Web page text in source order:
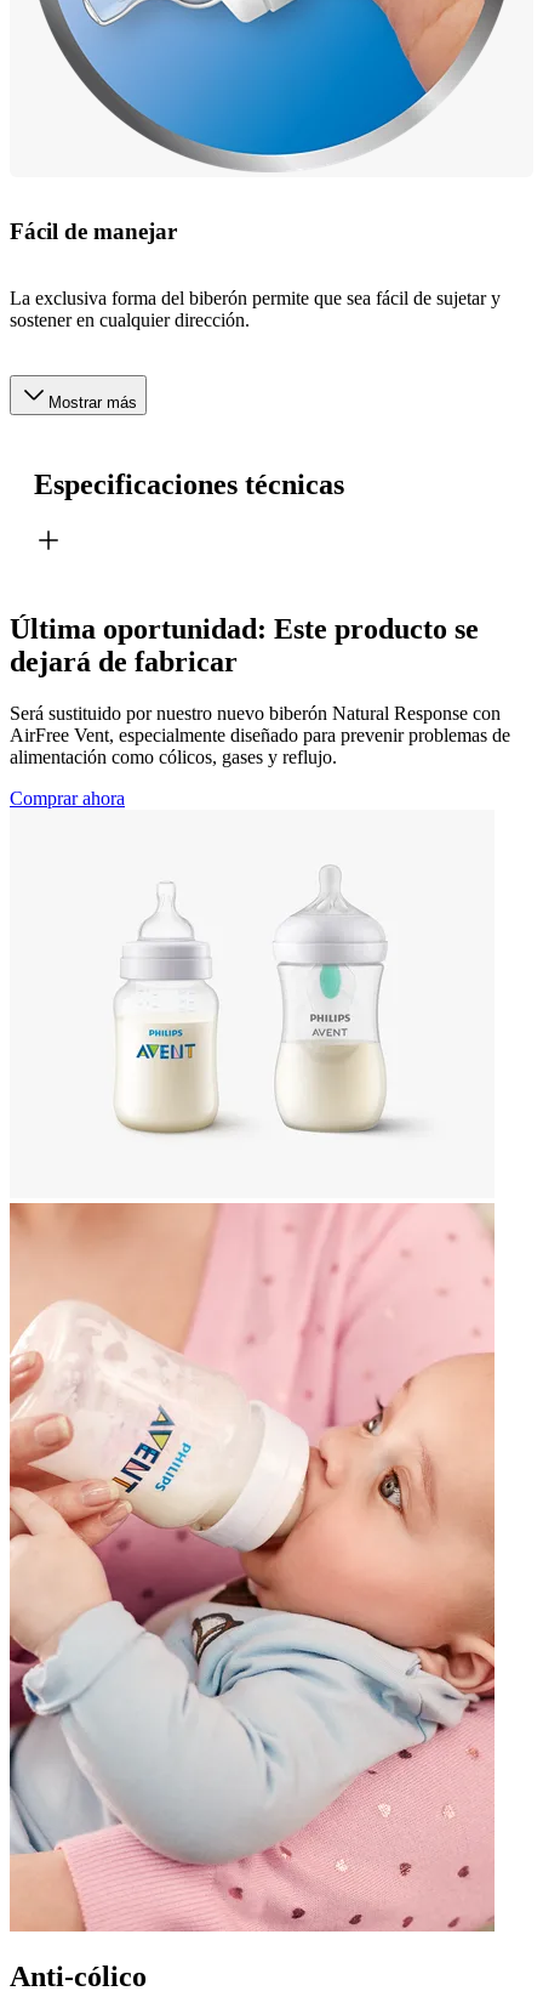
Fácil de manejar
La exclusiva forma del biberón permite que sea fácil de sujetar y
sostener en cualquier dirección.
Mostrar más
Especificaciones técnicas
Última oportunidad: Este producto se
dejará de fabricar
Será sustituido por nuestro nuevo biberón Natural Response con
AirFree Vent, especialmente diseñado para prevenir problemas de
alimentación como cólicos, gases y reflujo.
Comprar ahora
Anti-cólico